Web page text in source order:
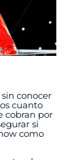
conocer
cuanto
cobran por
si
como